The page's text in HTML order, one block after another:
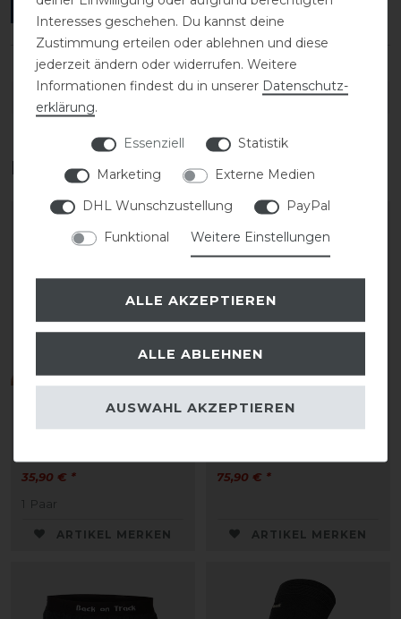
DETAILS ZUR PRODUKTSICHERHEIT
Das perfekte Zubehör für dich
Back on Track
35,90 € *
1 Paar
ARTIKEL MERKEN
Back on Track
75,90 € *
ARTIKEL MERKEN
Interesses geschehen. Du kannst deine
Zustimmung erteilen oder ablehnen und diese
jederzeit ändern oder widerrufen. Weitere
Informationen findest du in unserer Daten­schutz­
erklärung.
Essenziell
Statistik
Marketing
Externe Medien
DHL Wunschzustellung
PayPal
Funktional
Weitere Einstellungen
ALLE AKZEPTIEREN
ALLE ABLEHNEN
AUSWAHL AKZEPTIEREN